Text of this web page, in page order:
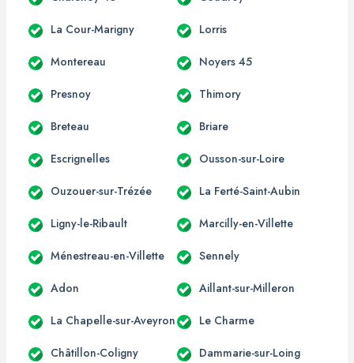
La Cour-Marigny Lorris
Montereau Noyers 45
Presnoy Thimory
Breteau Briare
Escrignelles Ousson-sur-Loire
Ouzouer-sur-Trézée La Ferté-Saint-Aubin
Ligny-le-Ribault Marcilly-en-Villette
Ménestreau-en-Villette Sennely
Adon Aillant-sur-Milleron
La Chapelle-sur-Aveyron Le Charme
Châtillon-Coligny Dammarie-sur-Loing